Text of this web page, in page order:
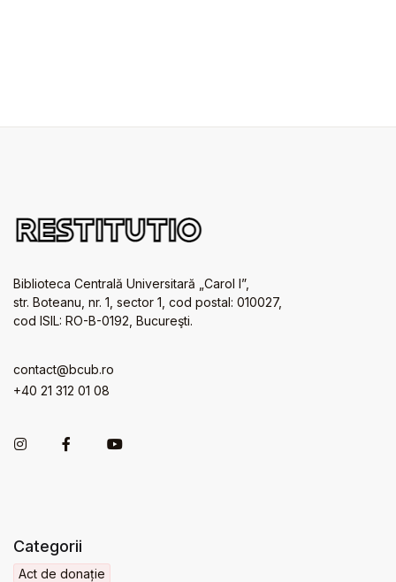
Biblioteca Centrală Universitară „Carol I”,
str. Boteanu, nr. 1, sector 1, cod postal: 010027,
cod ISIL: RO-B-0192, Bucureşti.
contact@bcub.ro
+40 21 312 01 08
Categorii
Act de donație